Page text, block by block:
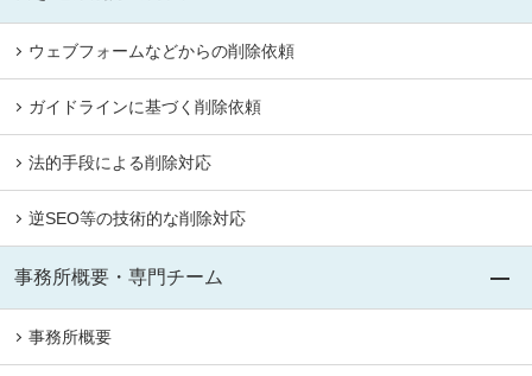
ウェブフォームなどからの削除依頼
ガイドラインに基づく削除依頼
法的手段による削除対応
逆SEO等の技術的な削除対応
事務所概要・専門チーム
事務所概要